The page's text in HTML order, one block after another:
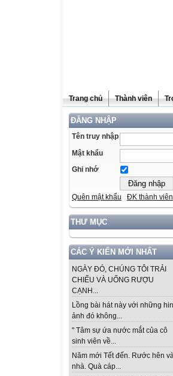
Trang chủ Thành viên
ĐĂNG NHẬP
Tên truy nhập
Mật khẩu
Ghi nhớ
Quên mật khẩu ĐK thành viên
THƯ MỤC
CÁC Ý KIẾN MỚI NHẤT
NGÀY ĐÓ, CHÚNG TÔI TRẢI
CHIẾU VÀ UỐNG RƯỢU
CẠNH...
Lồng bài hát này với những
ảnh đó không...
" Tâm sự ứa nước mắt của cô
sinh viên về...
Năm mới Tết đến. Rước hên
nhà. Quà cáp...